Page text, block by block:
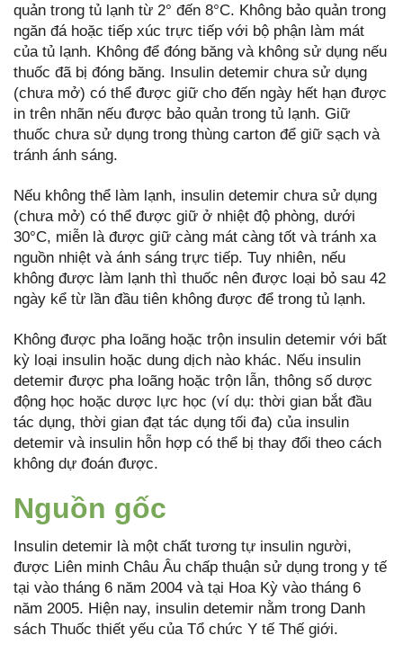
quản trong tủ lạnh từ 2° đến 8°C. Không bảo quản trong
ngăn đá hoặc tiếp xúc trực tiếp với bộ phận làm mát
của tủ lạnh. Không để đóng băng và không sử dụng nếu
thuốc đã bị đóng băng. Insulin detemir chưa sử dụng
(chưa mở) có thể được giữ cho đến ngày hết hạn được
in trên nhãn nếu được bảo quản trong tủ lạnh. Giữ
thuốc chưa sử dụng trong thùng carton để giữ sạch và
tránh ánh sáng.
Nếu không thể làm lạnh, insulin detemir chưa sử dụng
(chưa mở) có thể được giữ ở nhiệt độ phòng, dưới
30°C, miễn là được giữ càng mát càng tốt và tránh xa
nguồn nhiệt và ánh sáng trực tiếp. Tuy nhiên, nếu
không được làm lạnh thì thuốc nên được loại bỏ sau 42
ngày kể từ lần đầu tiên không được để trong tủ lạnh.
Không được pha loãng hoặc trộn insulin detemir với bất
kỳ loại insulin hoặc dung dịch nào khác. Nếu insulin
detemir được pha loãng hoặc trộn lẫn, thông số dược
động học hoặc dược lực học (ví dụ: thời gian bắt đầu
tác dụng, thời gian đạt tác dụng tối đa) của insulin
detemir và insulin hỗn hợp có thể bị thay đổi theo cách
không dự đoán được.
Nguồn gốc
Insulin detemir là một chất tương tự insulin người,
được Liên minh Châu Âu chấp thuận sử dụng trong y tế
tại vào tháng 6 năm 2004 và tại Hoa Kỳ vào tháng 6
năm 2005. Hiện nay, insulin detemir nằm trong Danh
sách Thuốc thiết yếu của Tổ chức Y tế Thế giới.